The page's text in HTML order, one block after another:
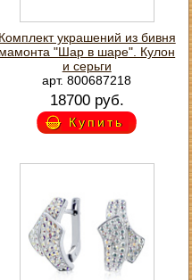
Комплект украшений из бивня
мамонта "Шар в шаре". Кулон
и серьги
арт. 800687218
18700 руб.
Купить